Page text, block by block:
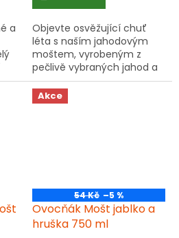
a
Objevte osvěžující chuť
léta s naším jahodovým
moštem, vyrobeným z
pečlivě vybraných jahod a
jablek od českých a
slovenských pěstitelů.
Akce
54 Kč –5 %
Ovocňák Mošt jablko a
hruška 750 ml